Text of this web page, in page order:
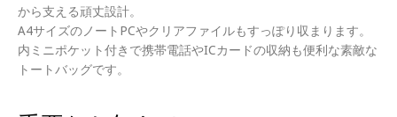
から支える頑丈設計。
A4サイズのノートPCやクリアファイルもすっぽり収まります。
内ミニポケット付きで携帯電話やICカードの収納も便利な素敵な
トートバッグです。